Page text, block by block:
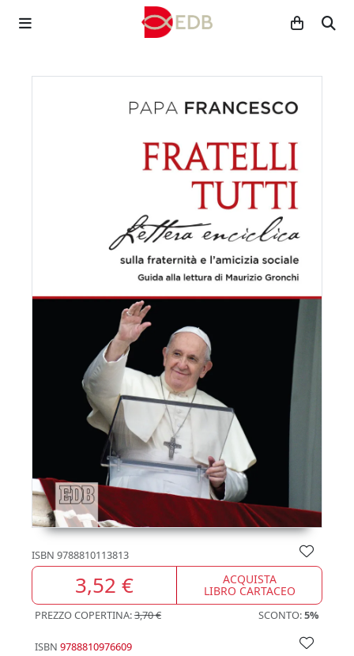
ISBN 9788810113813
3,52 € ACQUISTA
LIBRO CARTACEO
PREZZO COPERTINA:3,70 € SCONTO:5%
ISBN 9788810976609